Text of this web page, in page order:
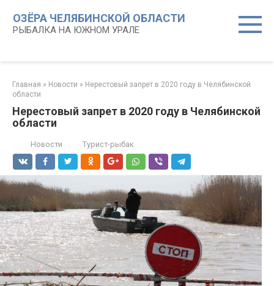
контенту
ОЗЁРА ЧЕЛЯБИНСКОЙ ОБЛАСТИ
РЫБАЛКА НА ЮЖНОМ УРАЛЕ
Главная » Новости » Нерестовый запрет в 2020 году в Челябинской
области
Нерестовый запрет в 2020 году в Челябинской
области
Новости Турист-рыбак